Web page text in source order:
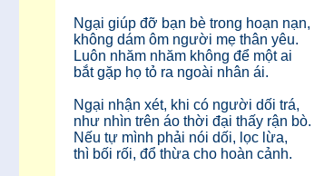
Ngại giúp đỡ bạn bè trong hoạn nạn,
không dám ôm người mẹ thân yêu.
Luôn nhăm nhăm không để một ai
bắt gặp họ tỏ ra ngoài nhân ái.
Ngại nhận xét, khi có người dối trá,
như nhìn trên áo thời đại thấy rận bò.
Nếu tự mình phải nói dối, lọc lừa,
thì bối rối, đổ thừa cho hoàn cảnh.